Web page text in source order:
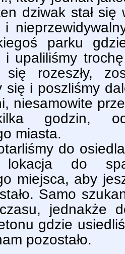
dziwak stał się
i
parku
i upaliliśmy
się rozeszły,
się i poszliśmy
niesamowite
godzin,
miasta.
do osiedla
do
miejsca, aby
Samo
jednakże
gdzie
pozostało.